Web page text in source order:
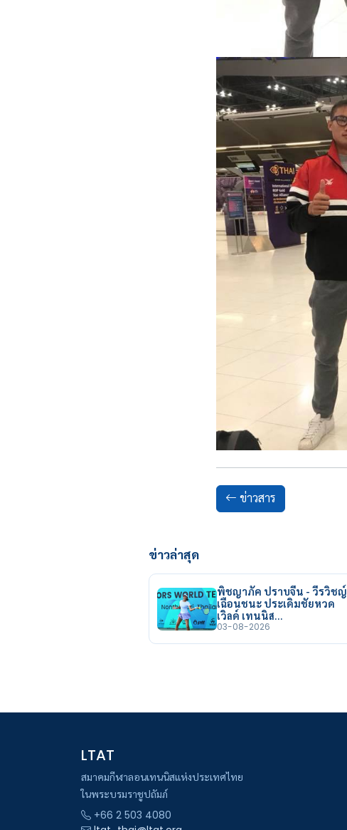
ข่าวสาร
ข่าวล่าสุด
พิชญาภัค ปราบจีน - วีรวิชญ์
เฉือนชนะ ประเดิมชัยหวด
เวิลด์ เทนนิส…
03-08-2026
LTAT
สมาคมกีฬาลอนเทนนิสแห่งประเทศไทย
ในพระบรมราชูปถัมภ์
+66 2 503 4080